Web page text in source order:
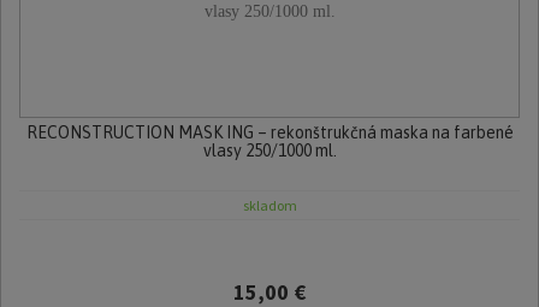
RECONSTRUCTION MASK ING – rekonštrukčná maska na farbené
vlasy 250/1000 ml.
skladom
15,00 €